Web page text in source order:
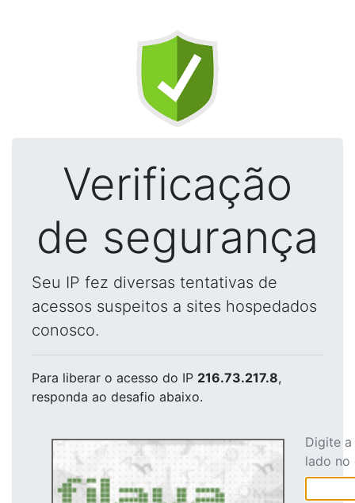
Verificação
de segurança
Seu IP fez diversas tentativas de
acessos suspeitos a sites hospedados
conosco.
Para liberar o acesso do IP 216.73.217.8,
responda ao desafio abaixo.
Digite
lado no